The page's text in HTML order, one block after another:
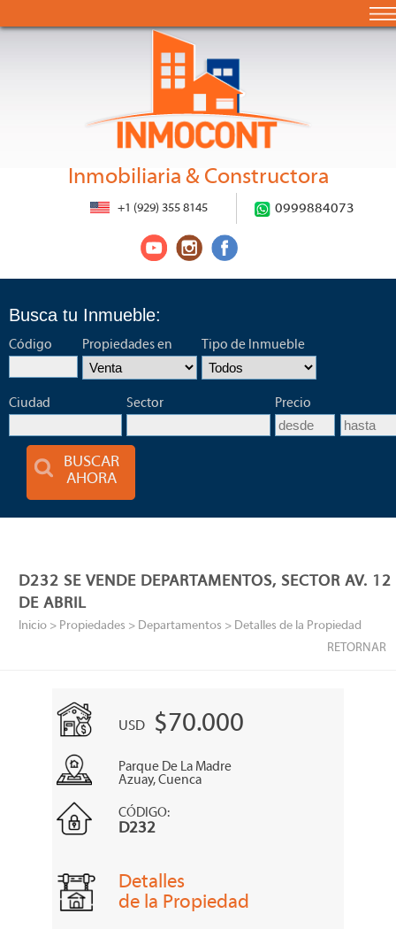
Inmobiliaria & Constructora
+1 (929) 355 8145 0999884073
Busca tu Inmueble:
Código Propiedades en Tipo de Inmueble
Ciudad Sector Precio
BUSCAR
AHORA
D232 SE VENDE DEPARTAMENTOS, SECTOR AV. 12
DE ABRIL
Inicio > Propiedades > Departamentos > Detalles de la Propiedad
RETORNAR
USD $70.000
Parque De La Madre
Azuay, Cuenca
CÓDIGO:
D232
Detalles
de la Propiedad